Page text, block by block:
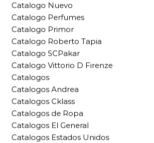
Catalogo Nuevo
Catalogo Perfumes
Catalogo Primor
Catalogo Roberto Tapia
Catalogo SCPakar
Catalogo Vittorio D Firenze
Catalogos
Catalogos Andrea
Catalogos Cklass
Catalogos de Ropa
Catalogos El General
Catalogos Estados Unidos